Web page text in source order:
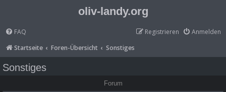
oliv-landy.org
FAQ Anmelden
Registrieren
Startseite
Foren-Übersicht Sonstiges
Sonstiges
Forum